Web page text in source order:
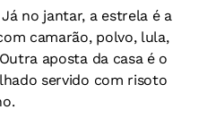
no jantar, a estrela é a
camarão, polvo, lula,
aposta da casa é o
servido com risoto